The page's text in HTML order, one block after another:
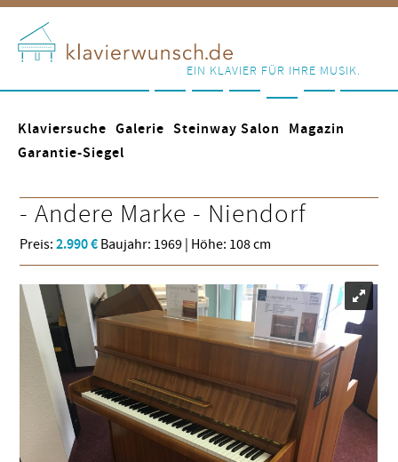
EIN KLAVIER FÜR IHRE MUSIK.
Klaviersuche Galerie Steinway Salon
Magazin
Garantie-Siegel
- Andere Marke - Niendorf
Preis:2.990 € Baujahr: 1969 | Höhe: 108 cm